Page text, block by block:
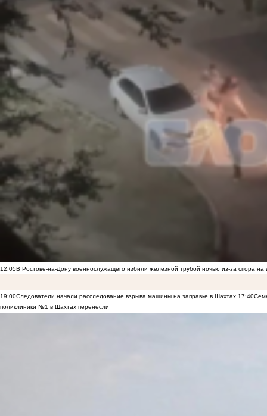
12:05В Ростове-на-Дону военнослужащего избили железной трубой ночью из-за спора на
19:00Следователи начали расследование взрыва машины на заправке в Шахтах 17:40
поликлиники №1 в Шахтах перенесли